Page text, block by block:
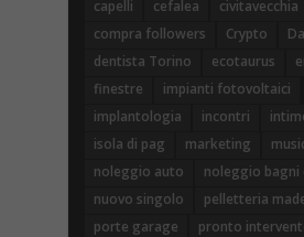
capelli
cefalea
civitavecchia
compra followers
Crypto
dentista Torino
ecotaurus
finestre
impianti fotovoltaici
implantologia
incontri
isola di pag
marketing
noleggio auto
noleggio bagni
nuovo singolo
pelletteria
porte garage
pronto